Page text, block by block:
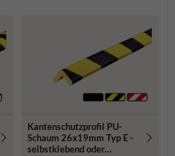
Kantenschutzprofil PU-
Schaum 26x19mm Typ E -
selbstklebend oder